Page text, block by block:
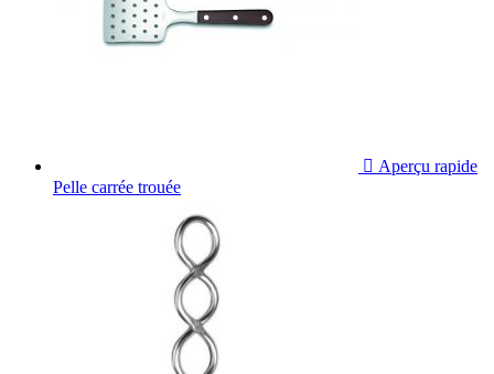
 Aperçu rapide
Pelle carrée trouée